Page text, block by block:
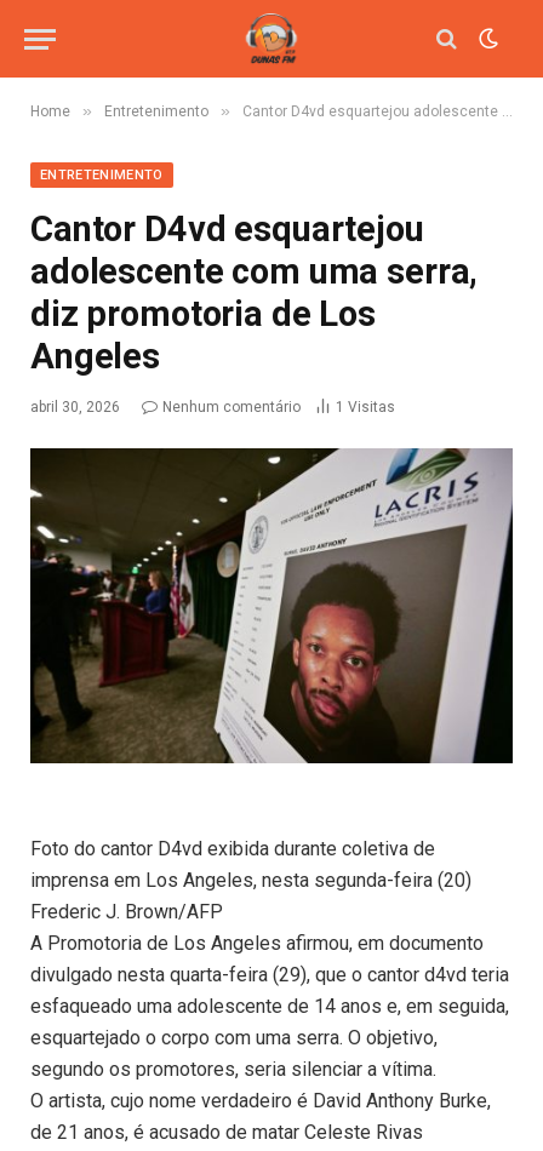
Home » Entretenimento » Cantor D4vd esquartejou adolescente com uma serra, diz promotoria de Los Angeles
ENTRETENIMENTO
Cantor D4vd esquartejou
adolescente com uma serra,
diz promotoria de Los
Angeles
abril 30, 2026 Nenhum comentário 1 Visitas
Foto do cantor D4vd exibida durante coletiva de
imprensa em Los Angeles, nesta segunda-feira (20)
Frederic J. Brown/AFP
A Promotoria de Los Angeles afirmou, em documento
divulgado nesta quarta-feira (29), que o cantor d4vd teria
esfaqueado uma adolescente de 14 anos e, em seguida,
esquartejado o corpo com uma serra. O objetivo,
segundo os promotores, seria silenciar a vítima.
O artista, cujo nome verdadeiro é David Anthony Burke,
de 21 anos, é acusado de matar Celeste Rivas